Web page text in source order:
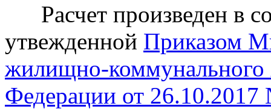
Расчет произведен в
утвежденной Приказом
жилищно-коммунального
Федерации от